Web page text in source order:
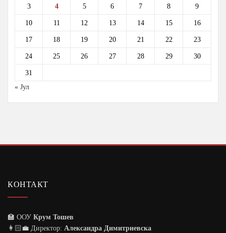
3 4 5 6 7 8 9
10 11 12 13 14 15 16
17 18 19 20 21 22 23
24 25 26 27 28 29 30
31
« Јул
КОНТАКТ
🏫 ООУ Крум Тошев
👩🏻‍💼 Директор: Александра Димитриевска